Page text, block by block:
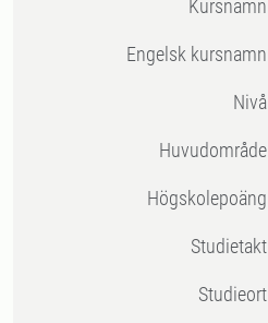
Kursnamn
Engelsk kursnamn
Nivå
Huvudområde
högskolepoäng
Studietakt
Studieort